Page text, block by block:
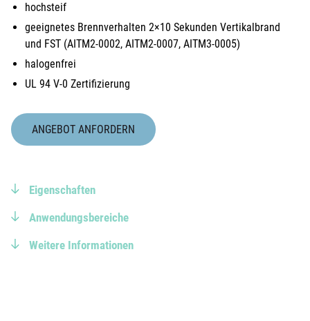
hochsteif
geeignetes Brennverhalten 2×10 Sekunden Vertikalbrand
und FST (AITM2-0002, AITM2-0007, AITM3-0005)
halogenfrei
UL 94 V-0 Zertifizierung
ANGEBOT ANFORDERN
Eigenschaften
Anwendungsbereiche
Weitere Informationen